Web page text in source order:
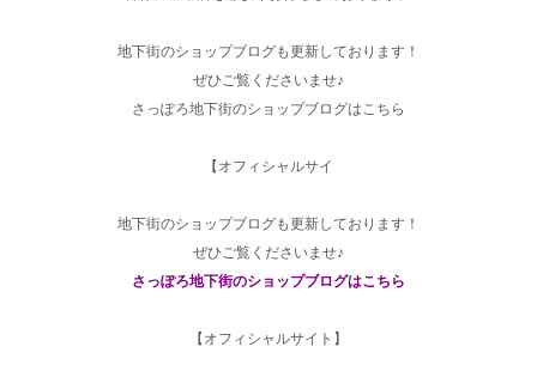
地下街のショップブログも更新しております！
ぜひご覧くださいませ♪
さっぽろ地下街のショップブログはこちら
【オフィシャルサイ
地下街のショップブログも更新しております！
ぜひご覧くださいませ♪
さっぽろ地下街のショップブログはこちら
【オフィシャルサイト】